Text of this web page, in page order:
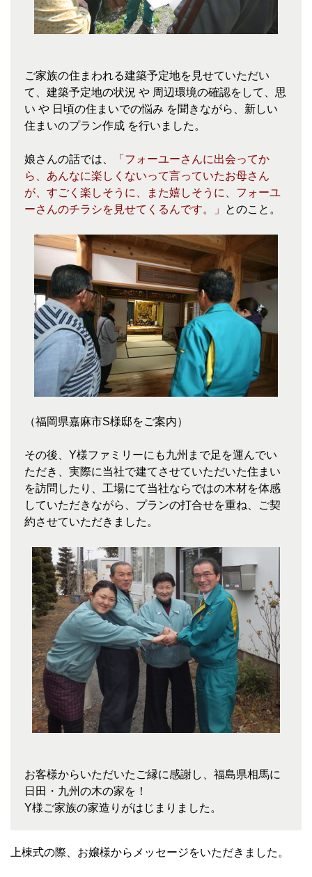
ご家族の住まわれる建築予定地を見せていただい
て、建築予定地の状況 や 周辺環境の確認をして、思
い や 日頃の住まいでの悩み を聞きながら、新しい
住まいのプラン作成 を行いました。
娘さんの話では、
「フォーユーさんに出会ってか
ら、あんなに楽しくないって言っていたお母さん
が、すごく楽しそうに、また嬉しそうに、フォーユ
ーさんのチラシを見せてくるんです。」
とのこと。
（福岡県嘉麻市S様邸をご案内）
その後、Y様ファミリーにも九州まで足を運んでい
ただき、実際に当社で建てさせていただいた住まい
を訪問したり、工場にて当社ならではの木材を体感
していただきながら、プランの打合せを重ね、ご契
約させていただきました。
お客様からいただいたご縁に感謝し、福島県相馬に
日田・九州の木の家を！
Y様ご家族の家造りがはじまりました。
上棟式の際、お嬢様からメッセージをいただきました。